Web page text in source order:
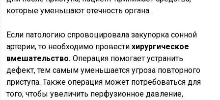
которые уменьшают отечность органа.
Если патологию спровоцировала закупорка сонной
артерии, то необходимо провестихирургическое
вмешательство. Операция помогает устранить
дефект, тем самым уменьшается угроза повторного
приступа. Также операция может потребоваться для
того, чтобы увеличить перфузионное давление,